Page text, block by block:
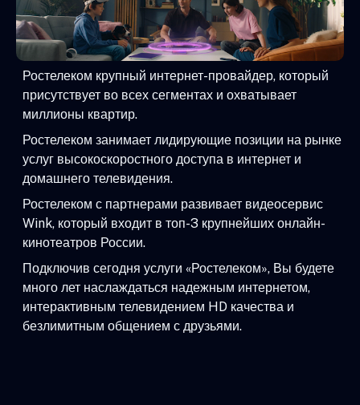
Ростелеком крупный интернет-провайдер, который
присутствует во всех сегментах и охватывает
миллионы квартир.
Ростелеком занимает лидирующие позиции на рынке
услуг высокоскоростного доступа в интернет и
домашнего телевидения.
Ростелеком с партнерами развивает видеосервис
Wink, который входит в топ-3 крупнейших онлайн-
кинотеатров России.
Подключив сегодня услуги «Ростелеком», Вы будете
много лет наслаждаться надежным интернетом,
интерактивным телевидением HD качества и
безлимитным общением с друзьями.